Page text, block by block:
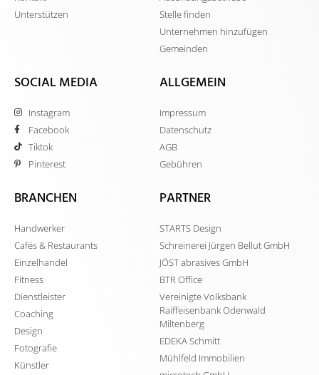
Unterstützen
Stelle finden
Unternehmen hinzufügen
Gemeinden
SOCIAL MEDIA
Instagram
Facebook
Tiktok
Pinterest
ALLGEMEIN
Impressum
Datenschutz
AGB
Gebühren
BRANCHEN
Handwerker
Cafés & Restaurants
Einzelhandel
Fitness
Dienstleister
Coaching
Design
Fotografie
Künstler
PARTNER
STARTS Design
Schreinerei Jürgen Bellut GmbH
JÖST abrasives GmbH
BTR Office
Vereinigte Volksbank
Raiffeisenbank Odenwald
Miltenberg
EDEKA Schmitt
Mühlfeld Immobilien